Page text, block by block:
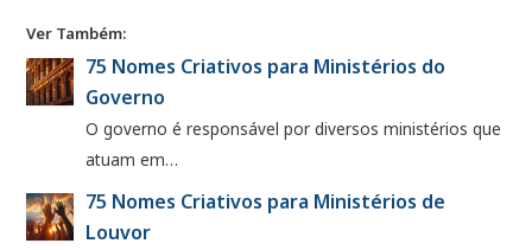
Ver Também:
75 Nomes Criativos para Ministérios do
Governo
O governo é responsável por diversos ministérios que
atuam em…
75 Nomes Criativos para Ministérios de
Louvor